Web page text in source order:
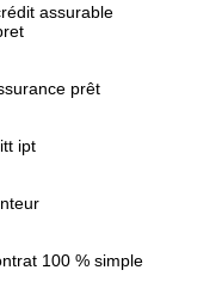
assurable
prêt
ipt
100 % simple